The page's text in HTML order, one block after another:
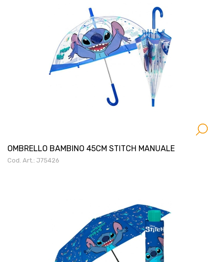
OMBRELLO BAMBINO 45CM STITCH MANUALE
Cod. Art.: J75426